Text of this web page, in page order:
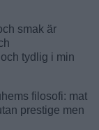
smak är
tydlig i min
filosofi: mat
prestige men